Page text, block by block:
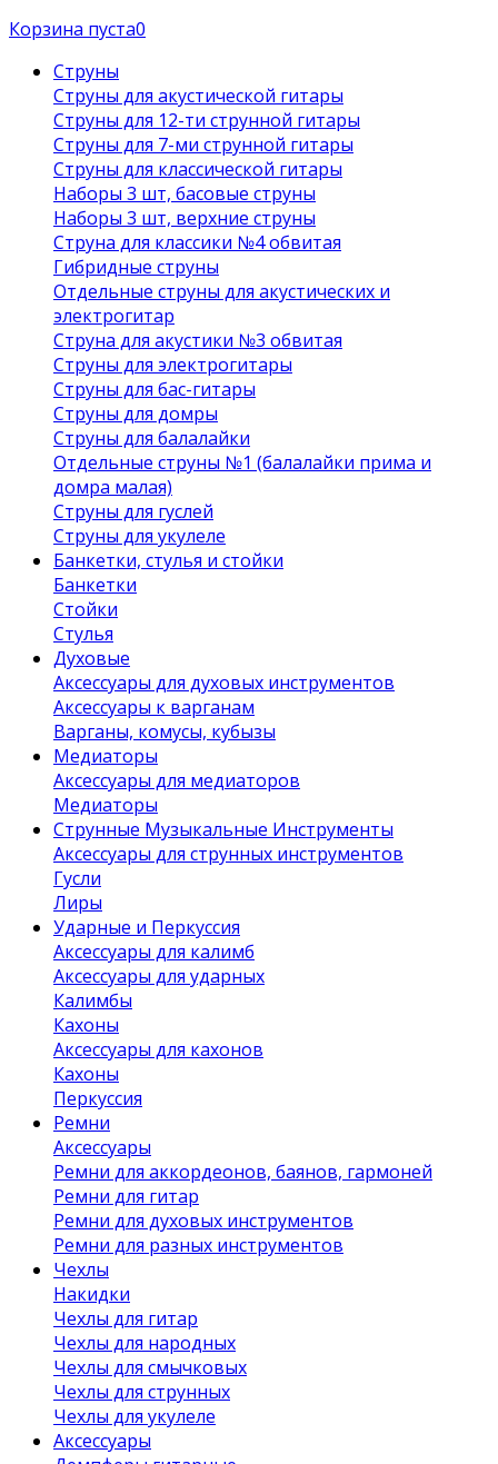
Корзина пуста0
Струны
Струны для акустической гитары
Струны для 12-ти струнной гитары
Струны для 7-ми струнной гитары
Струны для классической гитары
Наборы 3 шт, басовые струны
Наборы 3 шт, верхние струны
Струна для классики №4 обвитая
Гибридные струны
Отдельные струны для акустических и
электрогитар
Струна для акустики №3 обвитая
Струны для электрогитары
Струны для бас-гитары
Струны для домры
Струны для балалайки
Отдельные струны №1 (балалайки прима и
домра малая)
Струны для гуслей
Струны для укулеле
Банкетки, стулья и стойки
Банкетки
Стойки
Стулья
Духовые
Аксессуары для духовых инструментов
Аксессуары к варганам
Варганы, комусы, кубызы
Медиаторы
Аксессуары для медиаторов
Медиаторы
Струнные Музыкальные Инструменты
Аксессуары для струнных инструментов
Гусли
Лиры
Ударные и Перкуссия
Аксессуары для калимб
Аксессуары для ударных
Калимбы
Кахоны
Аксессуары для кахонов
Кахоны
Перкуссия
Ремни
Аксессуары
Ремни для аккордеонов, баянов, гармоней
Ремни для гитар
Ремни для духовых инструментов
Ремни для разных инструментов
Чехлы
Накидки
Чехлы для гитар
Чехлы для народных
Чехлы для смычковых
Чехлы для струнных
Чехлы для укулеле
Аксессуары